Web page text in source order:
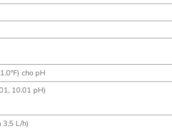
cho pH
10.01 pH)
3,5 L/h)